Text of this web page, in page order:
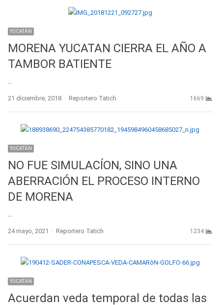
YUCATÁN
MORENA YUCATAN CIERRA EL AÑO A
TAMBOR BATIENTE
…
21 diciembre, 2018 Author
Reportero Tatich 1669
YUCATÁN
NO FUE SIMULACÍON, SINO UNA
ABERRACIÓN EL PROCESO INTERNO
DE MORENA
24 mayo, 2021 Author
Reportero Tatich 1234
YUCATÁN
Acuerdan veda temporal de todas las